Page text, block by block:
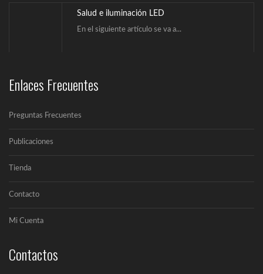
Salud e iluminación LED
En el siguiente artículo se va a...
Un LED (Lighting Emitting Diode) es un...
Enlaces Frecuentes
Preguntas Frecuentes
Publicaciones
Tienda
Contacto
Mi Cuenta
Contactos